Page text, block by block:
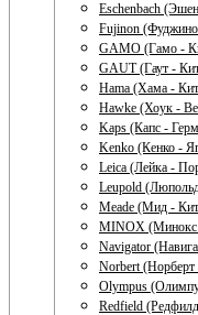
Eschenbach
Fujinon
GAMO (Гамо -
GAUT (Гаут -
Hama (Хама -
Hawke (Хоук -
Kaps (Капс -
Kenko (Кенко -
Leica (Лейка -
Leupold
Meade (Мид -
MINOX (Минокс
Navigator
Norbert (Норберт
Olympus
Redfield